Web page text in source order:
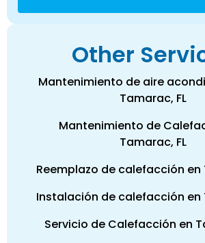
Other
Mantenimiento de aire
Tamarac, FL
Mantenimiento de
Tamarac, FL
Reemplazo de calefacción en
Instalación de calefacción en
Servicio de Calefacción en